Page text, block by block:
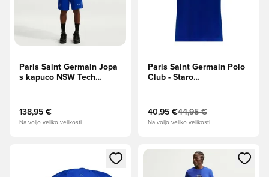
Paris Saint Germain Jopa
s kapuco NSW Tech
138,95 €
Na voljo veliko velikosti
Paris Saint Germain Polo
Club - Staro
40,95 €44,95 €
Na voljo veliko velikosti
Odpre Modal za prijavo ali vpis kot članOdpre Modal za prijavo ali